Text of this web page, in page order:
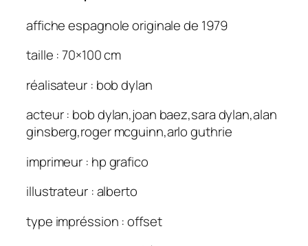
affiche espagnole originale de 1979
taille : 70×100 cm
réalisateur : bob dylan
acteur : bob dylan,joan baez,sara dylan,alan
ginsberg,roger mcguinn,arlo guthrie
imprimeur : hp grafico
illustrateur : alberto
type impréssion : offset